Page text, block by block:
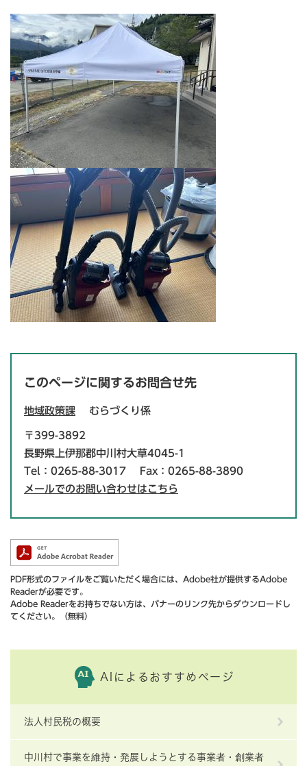
このページに関するお問合せ先
地域政策課 むらづくり係
〒399-3892
長野県上伊那郡中川村大草4045-1
Tel：0265-88-3017
Fax：0265-88-3890
メールでのお問い合わせはこちら
PDF形式のファイルをご覧いただく場合には、Adobe社が提供するAdobe
Readerが必要です。
Adobe Readerをお持ちでない方は、バナーのリンク先からダウンロードし
てください。（無料）
AIによるおすすめページ
法人村民税の概要
中川村で事業を維持・発展しようとする事業者・創業者